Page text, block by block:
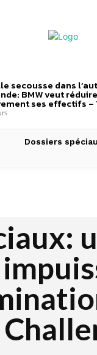
secousse dans
BMW veut réduire
ses effectifs –
Dossiers